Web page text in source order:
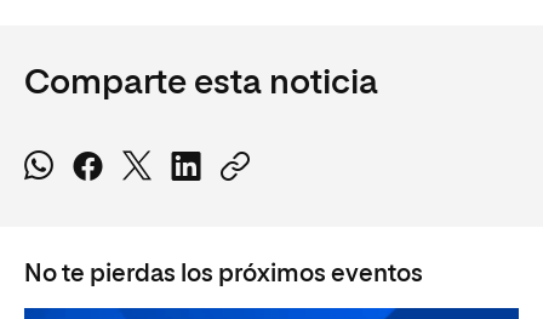
Comparte esta noticia
No te pierdas los próximos eventos